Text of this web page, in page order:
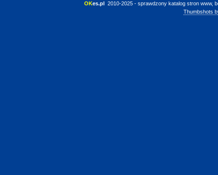
OKes.pl 2010-2025 - sprawdzony katalog stron www,
Thumbshots